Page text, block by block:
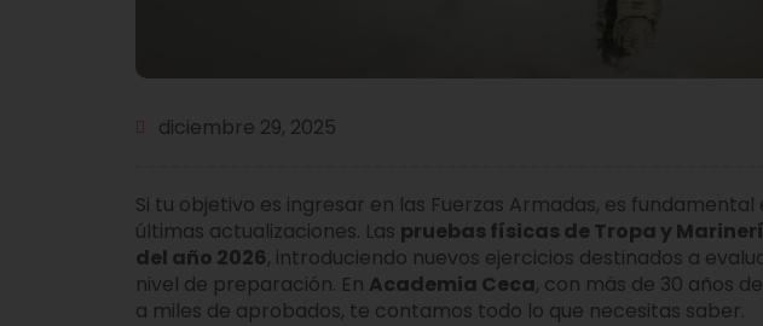
diciembre 29, 2025
Si tu objetivo es ingresar en las Fuerzas Armadas, es
últimas actualizaciones. Las pruebas físicas de Tropa y
del año 2026, introduciendo nuevos ejercicios destinados a
nivel de preparación. En Academia Ceca, con más de 30 años
a miles de aprobados, te contamos todo lo que necesitas saber.